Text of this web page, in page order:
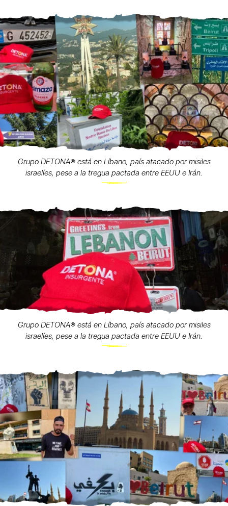
Grupo DETONA®️ está en Líbano, país atacado por misiles
israelíes, pese a la tregua pactada entre EEUU e Irán.
Grupo DETONA®️ está en Líbano, país atacado por misiles
israelíes, pese a la tregua pactada entre EEUU e Irán.